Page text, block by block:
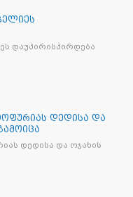
დაუპირისპირდება
დედისა და
დედისა და ოჯახის